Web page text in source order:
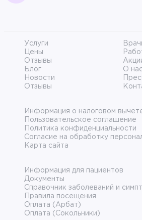
Услуги
Цены
Отзывы
Блог
О
Новости
Отзывы
Информация о налоговом
Пользовательское соглашение
Политика конфиденциальности
Согласие на обработку
Карта сайта
Информация для пациентов
Документы
Справочник заболеваний и
Правила посещения
Оплата (Арбат)
Оплата (Сокольники)